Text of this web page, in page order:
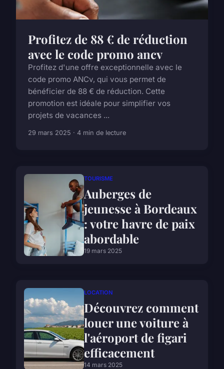
Profitez de 88 € de réduction
avec le code promo ancv
Profitez d'une offre exceptionnelle avec le
code promo ANCv, qui vous permet de
bénéficier de 88 € de réduction. Cette
promotion est idéale pour simplifier vos
projets de vacances ...
29 mars 2025 · 4 min de lecture
TOURISME
Auberges de
jeunesse à Bordeaux
: votre havre de paix
abordable
19 mars 2025
LOCATION
Découvrez comment
louer une voiture à
l'aéroport de figari
efficacement
14 mars 2025